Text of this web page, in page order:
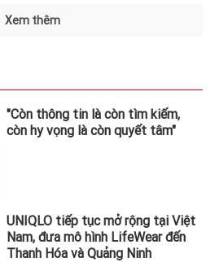
Xem thêm
"Còn thông tin là còn tìm kiếm,
còn hy vọng là còn quyết tâm"
UNIQLO tiếp tục mở rộng tại Việt
Nam, đưa mô hình LifeWear đến
Thanh Hóa và Quảng Ninh